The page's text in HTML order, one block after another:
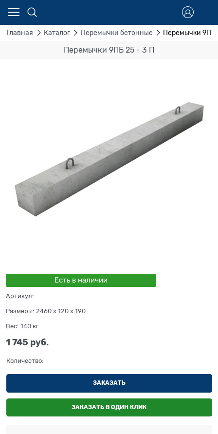
Главная Каталог Перемычки бетонные Перемычки 9ПБ
Перемычки 9ПБ 25 - 3 П
Есть в наличии
Артикул:
Размеры: 2460 x 120 x 190
Вес: 140 кг.
1 745 руб.
Количество:
ЗАКАЗАТЬ
ЗАКАЗАТЬ В ОДИН КЛИК